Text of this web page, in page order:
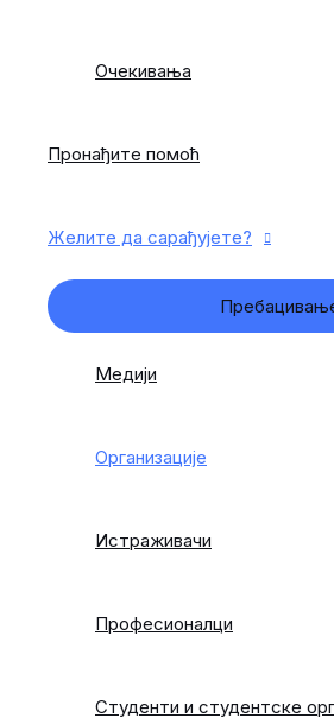
Очекивања
Пронађите помоћ
Желите да сарађујете?
Медији
Организације
Истраживачи
Професионалци
Студенти и студентске